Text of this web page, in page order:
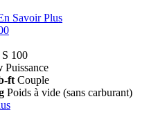
Savoir Plus
100
Puissance
ft Couple
Poids à vide (sans carburant)